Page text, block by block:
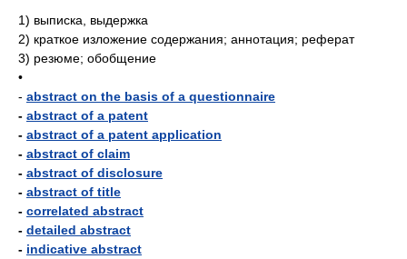
1) выписка, выдержка
2) краткое изложение содержания; аннотация; реферат
3) резюме; обобщение
•
- abstract on the basis of a questionnaire
- abstract of a patent
- abstract of a patent application
- abstract of claim
- abstract of disclosure
- abstract of title
- correlated abstract
- detailed abstract
- indicative abstract